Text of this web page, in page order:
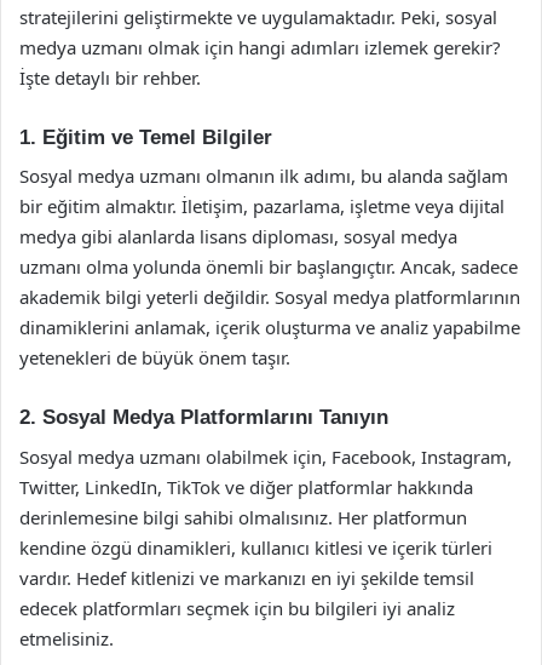
stratejilerini geliştirmekte ve uygulamaktadır. Peki, sosyal
medya uzmanı olmak için hangi adımları izlemek gerekir?
İşte detaylı bir rehber.
1. Eğitim ve Temel Bilgiler
Sosyal medya uzmanı olmanın ilk adımı, bu alanda sağlam
bir eğitim almaktır. İletişim, pazarlama, işletme veya dijital
medya gibi alanlarda lisans diploması, sosyal medya
uzmanı olma yolunda önemli bir başlangıçtır. Ancak, sadece
akademik bilgi yeterli değildir. Sosyal medya platformlarının
dinamiklerini anlamak, içerik oluşturma ve analiz yapabilme
yetenekleri de büyük önem taşır.
2. Sosyal Medya Platformlarını Tanıyın
Sosyal medya uzmanı olabilmek için, Facebook, Instagram,
Twitter, LinkedIn, TikTok ve diğer platformlar hakkında
derinlemesine bilgi sahibi olmalısınız. Her platformun
kendine özgü dinamikleri, kullanıcı kitlesi ve içerik türleri
vardır. Hedef kitlenizi ve markanızı en iyi şekilde temsil
edecek platformları seçmek için bu bilgileri iyi analiz
etmelisiniz.